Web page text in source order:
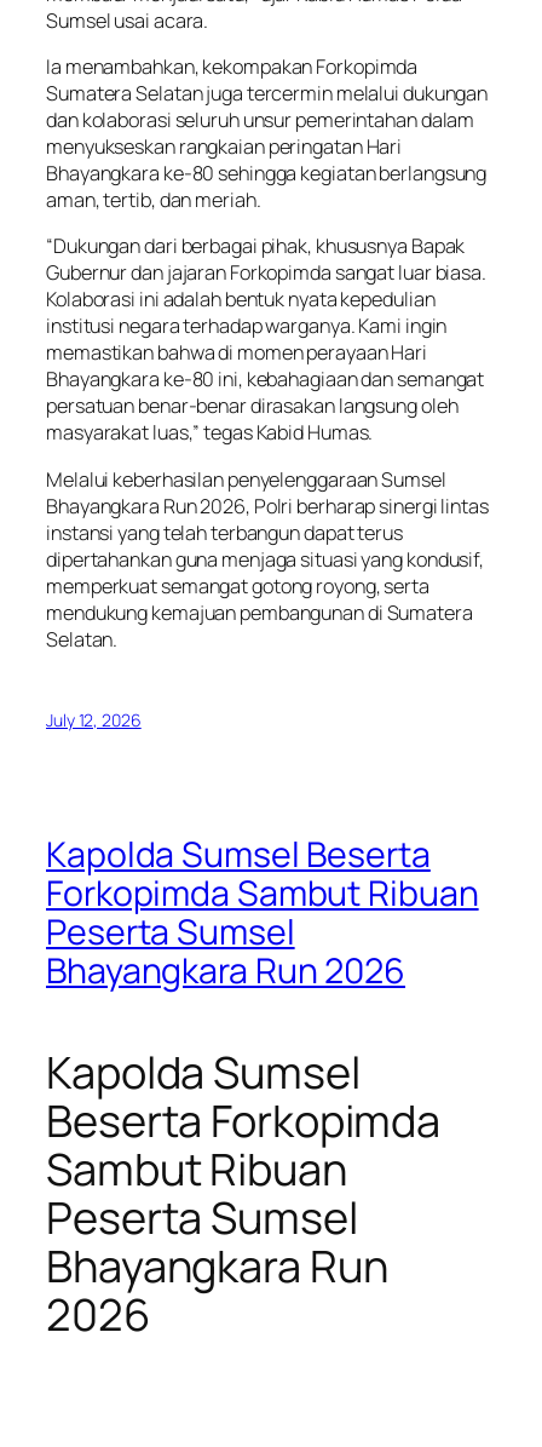
Sumsel usai acara.
Ia menambahkan, kekompakan Forkopimda
Sumatera Selatan juga tercermin melalui dukungan
dan kolaborasi seluruh unsur pemerintahan dalam
menyukseskan rangkaian peringatan Hari
Bhayangkara ke-80 sehingga kegiatan berlangsung
aman, tertib, dan meriah.
“Dukungan dari berbagai pihak, khususnya Bapak
Gubernur dan jajaran Forkopimda sangat luar biasa.
Kolaborasi ini adalah bentuk nyata kepedulian
institusi negara terhadap warganya. Kami ingin
memastikan bahwa di momen perayaan Hari
Bhayangkara ke-80 ini, kebahagiaan dan semangat
persatuan benar-benar dirasakan langsung oleh
masyarakat luas,” tegas Kabid Humas.
Melalui keberhasilan penyelenggaraan Sumsel
Bhayangkara Run 2026, Polri berharap sinergi lintas
instansi yang telah terbangun dapat terus
dipertahankan guna menjaga situasi yang kondusif,
memperkuat semangat gotong royong, serta
mendukung kemajuan pembangunan di Sumatera
Selatan.
July 12, 2026
Kapolda Sumsel Beserta
Forkopimda Sambut Ribuan
Peserta Sumsel
Bhayangkara Run 2026
Kapolda Sumsel
Beserta Forkopimda
Sambut Ribuan
Peserta Sumsel
Bhayangkara Run
2026